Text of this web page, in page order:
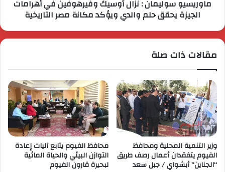
ماوريسيو سوليمان : نزال أوسيك وفيرهوفين في أهرامات
الجيزة يحقق حلم والدي ويؤكد مكانة مصر التاريخية
مقالات ذات صلة
وزير التنمية المحلية ومحافظ
الفيوم يتفقدان أعمال رصف طريق
“الجناين” أبشواي / جبل سعد
محافظ الفيوم يتابع آليات إعادة
التوازن البيئي والحياة المائية
لبحيرة قارون الفيوم